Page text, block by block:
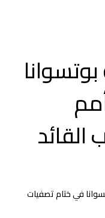
بغياب القائد
في ختام تصفيات